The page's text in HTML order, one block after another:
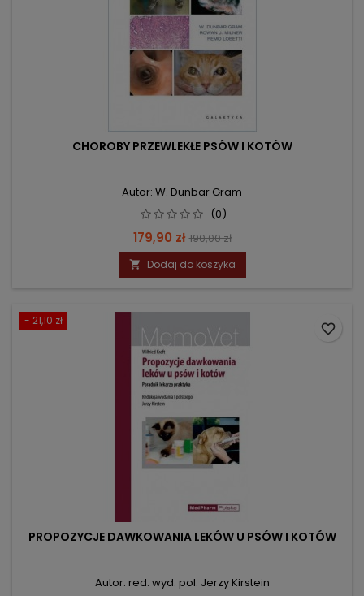
CHOROBY PRZEWLEKŁE PSÓW I KOTÓW
Autor: W. Dunbar Gram
(0)
Cena
179,90 zł Cena
podstawowa
190,00 zł
 Dodaj do koszyka
- 21,10 zł
PROPOZYCJE DAWKOWANIA LEKÓW U PSÓW I KOTÓW
Autor: red. wyd. pol. Jerzy Kirstein
favorite_border